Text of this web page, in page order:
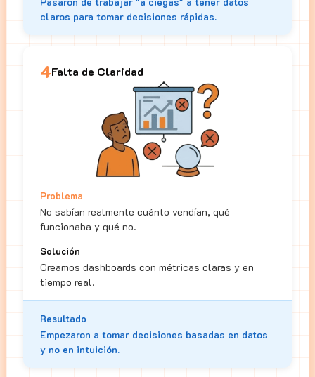
claros para tomar decisiones rápidas.
4Falta de Claridad
Problema
No sabían realmente cuánto vendían, qué
funcionaba y qué no.
Solución
Creamos dashboards con métricas claras y en
tiempo real.
Resultado
Empezaron a tomar decisiones basadas en datos
y no en intuición.